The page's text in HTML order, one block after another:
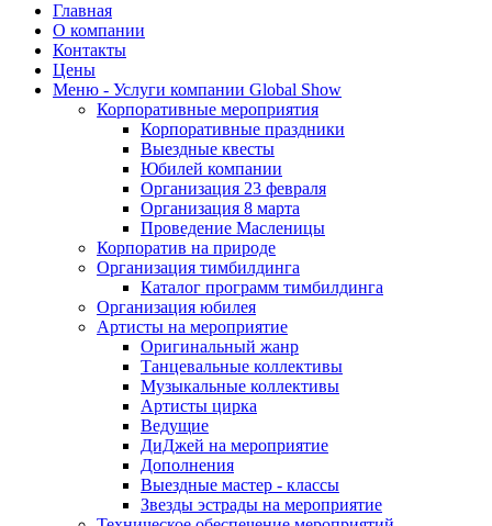
Главная
О компании
Контакты
Цены
Меню - Услуги компании Global Show
Корпоративные мероприятия
Корпоративные праздники
Выездные квесты
Юбилей компании
Организация 23 февраля
Организация 8 марта
Проведение Масленицы
Корпоратив на природе
Организация тимбилдинга
Каталог программ тимбилдинга
Организация юбилея
Артисты на мероприятие
Оригинальный жанр
Танцевальные коллективы
Музыкальные коллективы
Артисты цирка
Ведущие
ДиДжей на мероприятие
Дополнения
Выездные мастер - классы
Звезды эстрады на мероприятие